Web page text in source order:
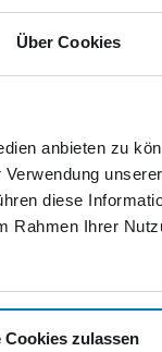
Über Cookies
anbieten zu
unserer
diese
Rahmen Ihrer
Cookies zulassen
zum Angebot der
oder der
haben und sich
schreiben Sie uns